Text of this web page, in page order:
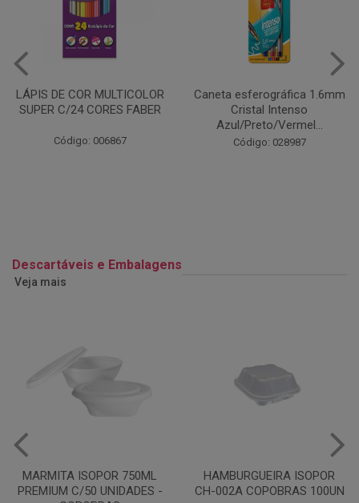
Caneta esferográfica 1.6mm
Cristal Intenso
Código: 028987
COLA EM BASTÃO 40G - LEO
& LEO
Código: 028164
Descartáveis e Embalagens
Veja mais
HAMBURGUEIRA ISOPOR
CH-002A COPOBRAS 100UN
CAIXA PARDA PIZZA N30
OITAVADA BALUARTE C/10